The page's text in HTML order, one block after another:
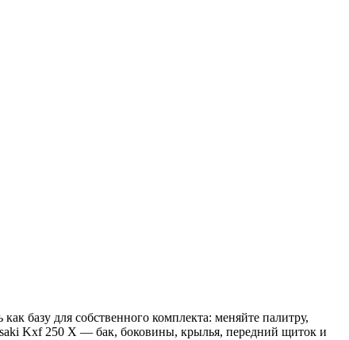
базу для собственного комплекта: меняйте палитру,
Kxf 250 X — бак, боковины, крылья, передний щиток и